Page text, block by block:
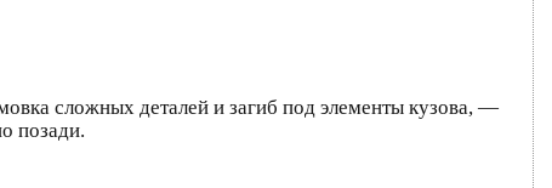
сложных деталей и загиб под элементы кузова, —
позади.